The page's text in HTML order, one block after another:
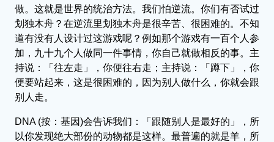
做。这就是世界的统治方法。我们怕逆流。你们有否试过
划独木舟？在逆流里划独木舟是很辛苦、很困难的。不知
道有没有人设计过这游戏呢？例如那个游戏有一百个人参
加，九十九个人做同一件事情，你自己就做相反的事。主
持说：「往左走」，你便往右走；主持说：「蹲下」，你
便要站起来，这是很困难的，因为别人做什么，你就会跟
别人走。
DNA (按：基因)会告诉我们：「跟随别人是最好的」，所
以你发现绝大部份的动物都是这样。最普遍的就是羊，所